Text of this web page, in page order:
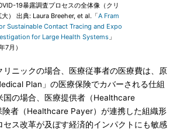
19暴露調査プロセスの全体像（クリ
大） 出典: Laura Breeher, et al.「A Fram
Sustainable Contact Tracing and Expo
for Large Health Systems 」
7月）
ニックの場合、医療従事者の医療費は、原
Plan」の医療保険でカバーされる仕組
国の場合、医療提供者（Healthcare
者（Healthcare Payer）が連携した組織形
セス改革が及ぼす経済的インパクトにも敏感